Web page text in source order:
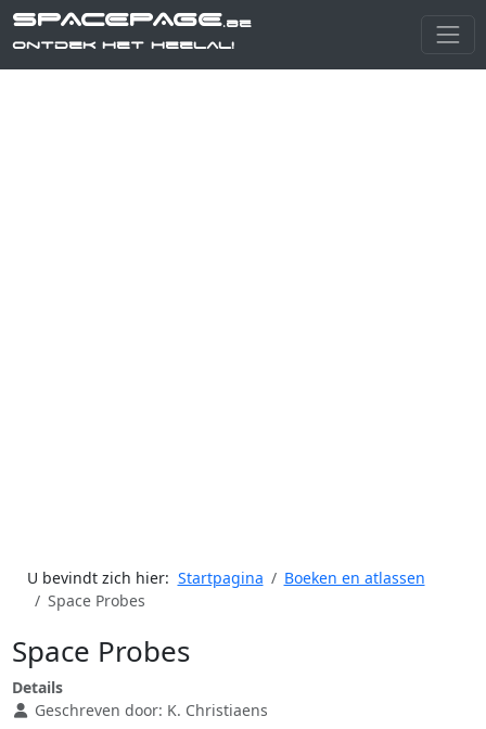
SPACEPAGE.be
Ontdek het heelal!
U bevindt zich hier: Startpagina
Boeken en atlassen
Space Probes
Space Probes
Details
Geschreven door: K. Christiaens